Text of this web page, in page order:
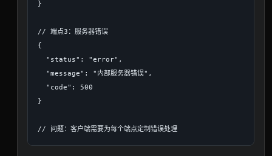
}
// 端点3：服务器错误
{
  "status": "error",
  "message": "内部服务器错误",
  "code": 500
}